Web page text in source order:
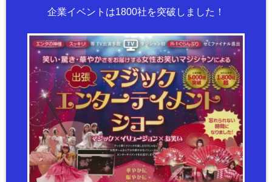
企業イベントは1800社を突破しました！